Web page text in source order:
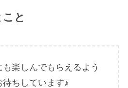
と
楽しんでもらえるよう
ちしています♪